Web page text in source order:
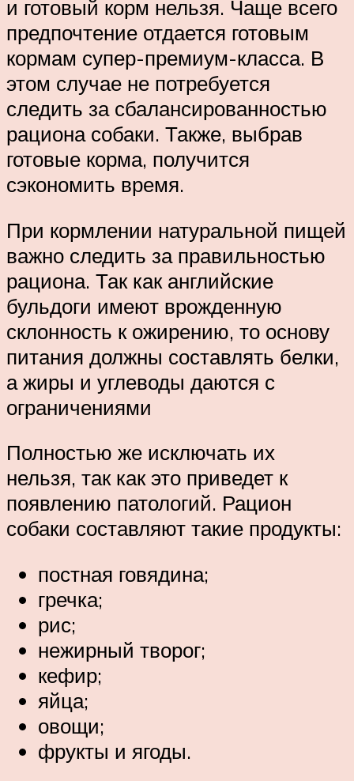
и готовый корм нельзя. Чаще всего
предпочтение отдается готовым
кормам супер-премиум-класса. В
этом случае не потребуется
следить за сбалансированностью
рациона собаки. Также, выбрав
готовые корма, получится
сэкономить время.
При кормлении натуральной пищей
важно следить за правильностью
рациона. Так как английские
бульдоги имеют врожденную
склонность к ожирению, то основу
питания должны составлять белки,
а жиры и углеводы даются с
ограничениями
Полностью же исключать их
нельзя, так как это приведет к
появлению патологий. Рацион
собаки составляют такие продукты:
постная говядина;
гречка;
рис;
нежирный творог;
кефир;
яйца;
овощи;
фрукты и ягоды.